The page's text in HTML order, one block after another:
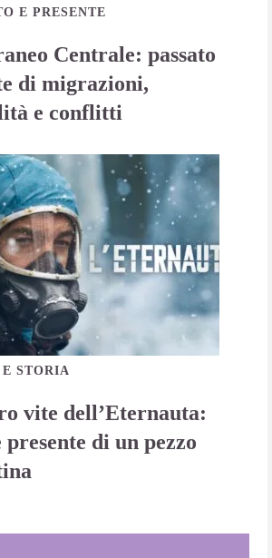
E PRESENTE
Centrale: passato
di migrazioni,
e conflitti
STORIA
vite dell’Eternauta:
presente di un pezzo